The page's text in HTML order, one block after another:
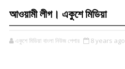
আওয়ামী লীগ। একুশে মিডিয়া
একুশে মিডিয়া বাংলা নিউজ পেপার 8 years ago